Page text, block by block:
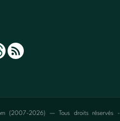
(2007-2026) — Tous droits réservés -